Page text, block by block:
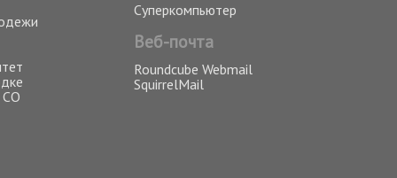
СО
Суперкомпьютер
Веб-почта
Roundcube Webmail
SquirrelMail